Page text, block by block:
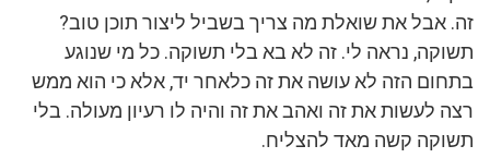
זה. אבל את שואלת מה צריך בשביל ליצור תוכן טוב?
תשוקה, נראה לי. זה לא בא בלי תשוקה. כל מי שנוגע
בתחום הזה לא עושה את זה כלאחר יד, אלא כי הוא ממש
רצה לעשות את זה ואהב את זה והיה לו רעיון מעולה. בלי
תשוקה קשה מאד להצליח.